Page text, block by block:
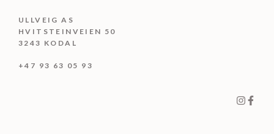
ULLVEIG AS
HVITSTEINVEIEN 50
3243 KODAL
+47 93 63 05 93